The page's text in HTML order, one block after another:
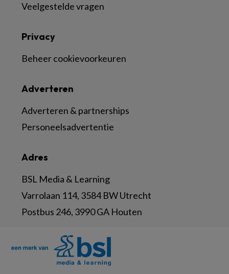
Veelgestelde vragen
Adres
BSL Media & Learning
Varrolaan 114, 3584 BW Utrecht
Postbus 246, 3990 GA Houten
Adverteren
Adverteren & partnerships
Personeelsadvertentie
Privacy
Beheer cookievoorkeuren